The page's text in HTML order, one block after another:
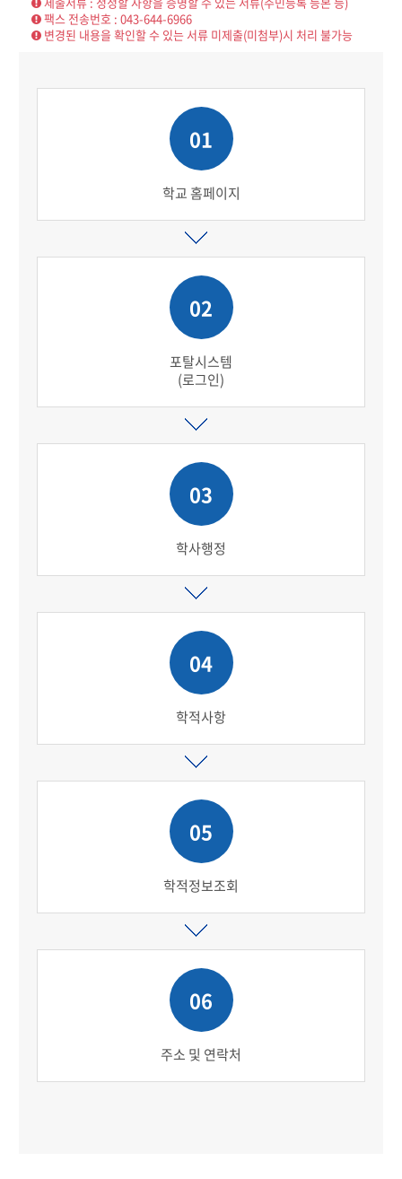
팩스 전송번호 : 043-644-6966
변경된 내용을 확인할 수 있는 서류 미제출(미첨부)시 처리 불가능
01
학교 홈페이지
02
포탈시스템
(로그인)
03
학사행정
04
학적사항
05
학적정보조회
06
주소 및 연락처